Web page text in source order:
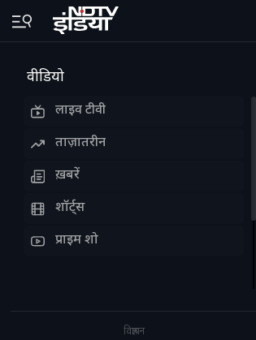
वीडियो
लाइव टीवी
ताज़ातरीन
ख़बरें
शॉर्ट्स
प्राइम शो
विज्ञापन